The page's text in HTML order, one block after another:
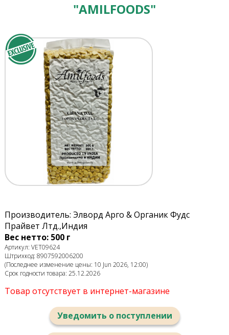
"AMILFOODS"
Производитель: Элворд Арго & Органик Фудс
Прайвет Лтд.,Индия
Вес нетто: 500 г
Артикул: VET09624
Штрихкод: 8907592006200
(Последнее изменение цены: 10 Jun 2026, 12:00)
Срок годности товара: 25.12.2026
Товар отсутствует в интернет-магазине
Уведомить о поступлении